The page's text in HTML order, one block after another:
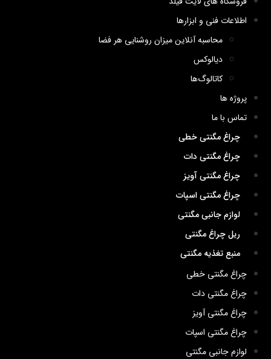
اطلاعات فنی و ابزارها
محاسبه آنلاین میزان روشنایی هر فضا
دیالوکس
کاتالوگ‌ها
پروژه ها
تماس با ما
چراغ مگنتی خطی
چراغ مگنتی دات
چراغ مگنتی آویز
چراغ مگنتی اسپات
لوازم جانبی مگنتی
ریل چراغ مگنتی
منبع تغذیه مگنتی
چراغ مگنتی خطی
چراغ مگنتی دات
چراغ مگنتی آویز
چراغ مگنتی اسپات
لوازم جانبی مگنتی